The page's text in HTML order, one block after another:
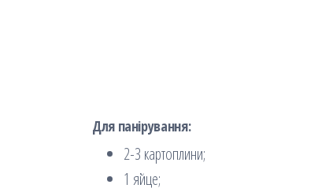
Для панірування:
2-3 картоплини;
1 яйце;